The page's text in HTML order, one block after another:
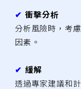
✔︎ 衝擊分析
分析風險時，考
因素。
✔︎ 緩解
透過專家建議和